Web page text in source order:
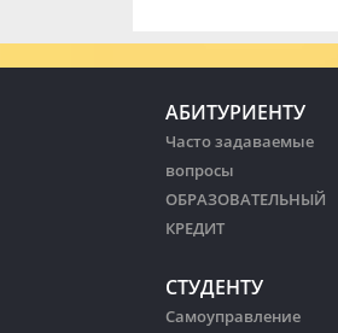
АБИТУРИЕНТУ
Часто задаваемые
вопросы
ОБРАЗОВАТЕЛЬНЫЙ
КРЕДИТ
СТУДЕНТУ
Самоуправление